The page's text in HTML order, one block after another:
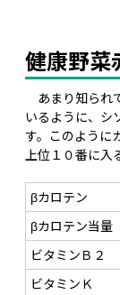
健康野菜
あまり知られ
いるように、シ
す。このように
上位１０番に入
βカロテン
βカロテン当量
ビタミンＢ２
ビタミンＫ